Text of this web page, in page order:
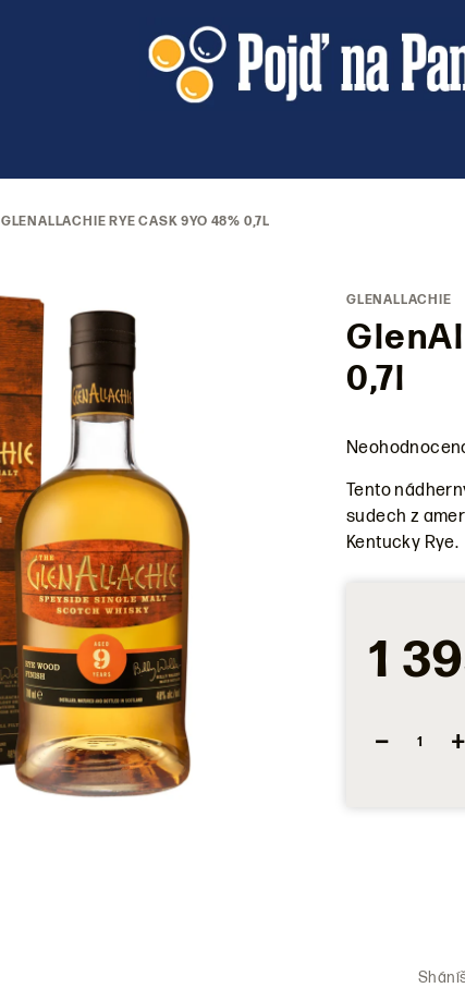
GLENALLACHIE RYE CASK 9YO 48% 0,7L
GLENALLACHIE
0,7l
Průměrné
produktu
je
0,0
Tento
sudech z
Kentucky Rye.
1
+
−